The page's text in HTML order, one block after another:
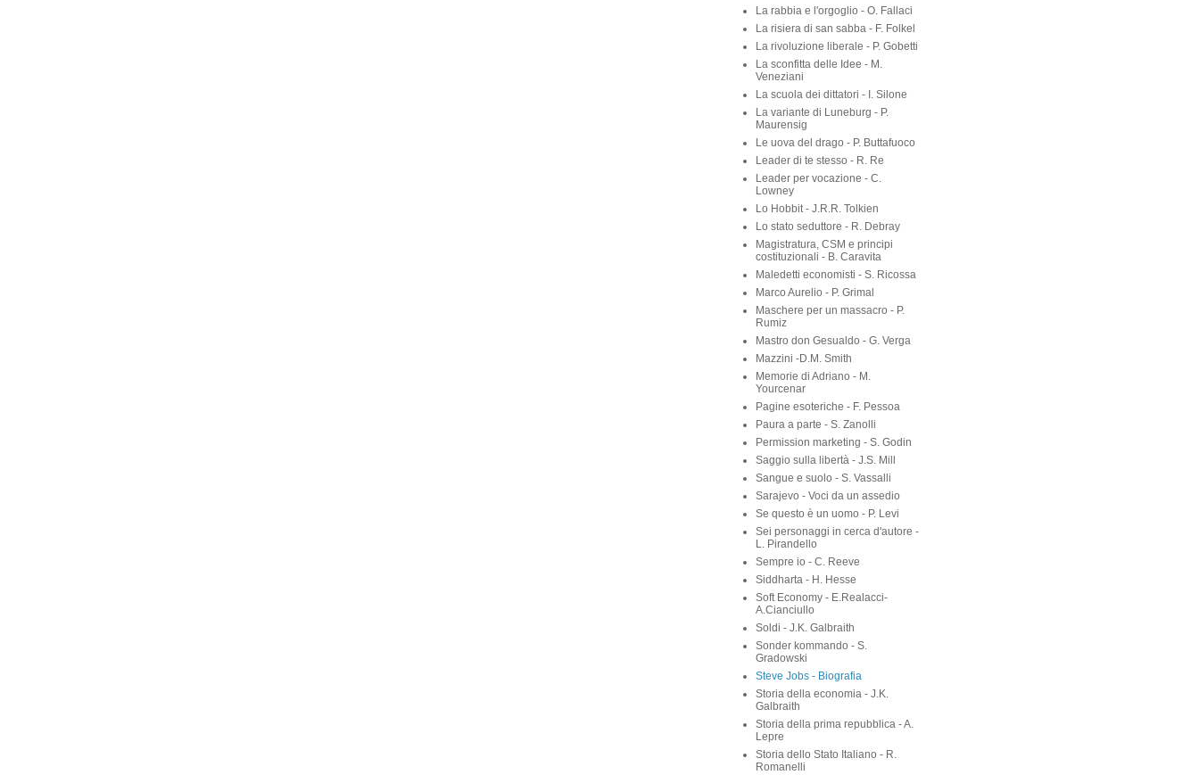
La rabbia e l'orgoglio - O. Fallaci
La risiera di san sabba - F. Folkel
La rivoluzione liberale - P. Gobetti
La sconfitta delle Idee - M.
Veneziani
La scuola dei dittatori - I. Silone
La variante di Luneburg - P.
Maurensig
Le uova del drago - P. Buttafuoco
Leader di te stesso - R. Re
Leader per vocazione - C.
Lowney
Lo Hobbit - J.R.R. Tolkien
Lo stato seduttore - R. Debray
Magistratura, CSM e principi
costituzionali - B. Caravita
Maledetti economisti - S. Ricossa
Marco Aurelio - P. Grimal
Maschere per un massacro - P.
Rumiz
Mastro don Gesualdo - G. Verga
Mazzini -D.M. Smith
Memorie di Adriano - M.
Yourcenar
Pagine esoteriche - F. Pessoa
Paura a parte - S. Zanolli
Permission marketing - S. Godin
Saggio sulla libertà - J.S. Mill
Sangue e suolo - S. Vassalli
Sarajevo - Voci da un assedio
Se questo è un uomo - P. Levi
Sei personaggi in cerca d'autore -
L. Pirandello
Sempre io - C. Reeve
Siddharta - H. Hesse
Soft Economy - E.Realacci-
A.Cianciullo
Soldi - J.K. Galbraith
Sonder kommando - S.
Gradowski
Steve Jobs - Biografia
Storia della economia - J.K.
Galbraith
Storia della prima repubblica - A.
Lepre
Storia dello Stato Italiano - R.
Romanelli